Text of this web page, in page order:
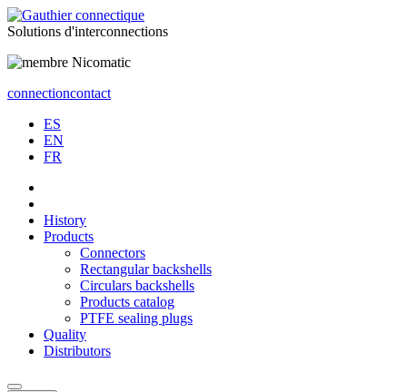
Solutions d'interconnections
connectioncontact
ES
EN
FR
History
Products
Connectors
Rectangular backshells
Circulars backshells
Products catalog
PTFE sealing plugs
Quality
Distributors